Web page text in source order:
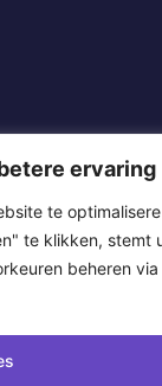
ervaring
te
te klikken, stemt
beheren via